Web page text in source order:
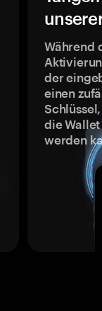
Während
der
einen
die
werden